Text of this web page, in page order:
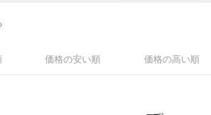
価格の安い順 価格の高い順